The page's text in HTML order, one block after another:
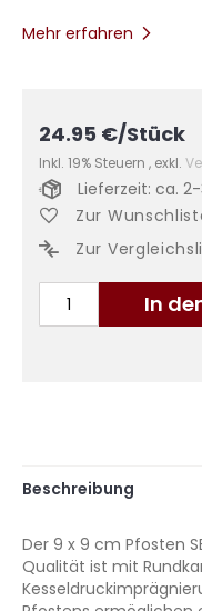
Mehr erfahren
24.95 €/Stück
Inkl. 19% Steuern , exkl.
In
Lieferzeit: ca.
Zur
Zur
Beschreibung
Der 9 x 9 cm Pfosten
Qualität ist mit